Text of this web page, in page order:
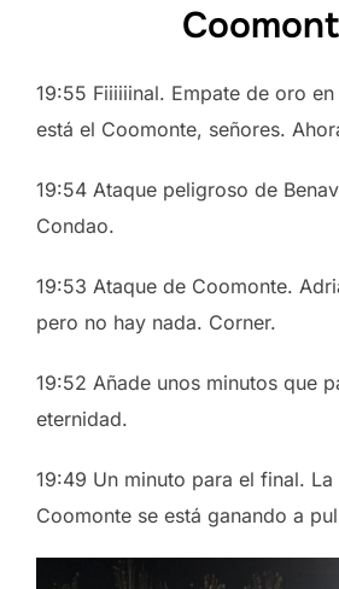
19:55 Fiiiiiinal. Empate de oro
está el Coomonte, señores.
19:54 Ataque peligroso de
Condao.
19:53 Ataque de Coomonte.
pero no hay nada. Corner.
19:52 Añade unos minutos que
eternidad.
19:49 Un minuto para el final.
Coomonte se está ganando a